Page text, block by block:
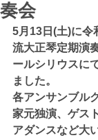
奏会
5月13日(土)に令
流大正琴定期演
ールシリウスに
ました。
各アンサンブル
家元独演、ゲス
アダンスなど大